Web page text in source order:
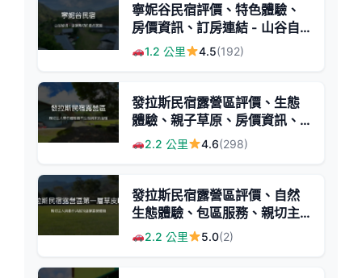
寧妮谷民宿評價、特色體驗、
房價資訊、訂房連結 - 山谷自
然美景與親切服務
1.2 公里 4.5(192)
發拉斯民宿露營區評價、生態
體驗、親子草原、房價資訊、
訂房連結 - 生態復育與自然放
2.2 公里 4.6(298)
發拉斯民宿露營區評價、自然
生態體驗、包區服務、親切主
人 - 高雄那瑪夏特色露營
2.2 公里 5.0(2)